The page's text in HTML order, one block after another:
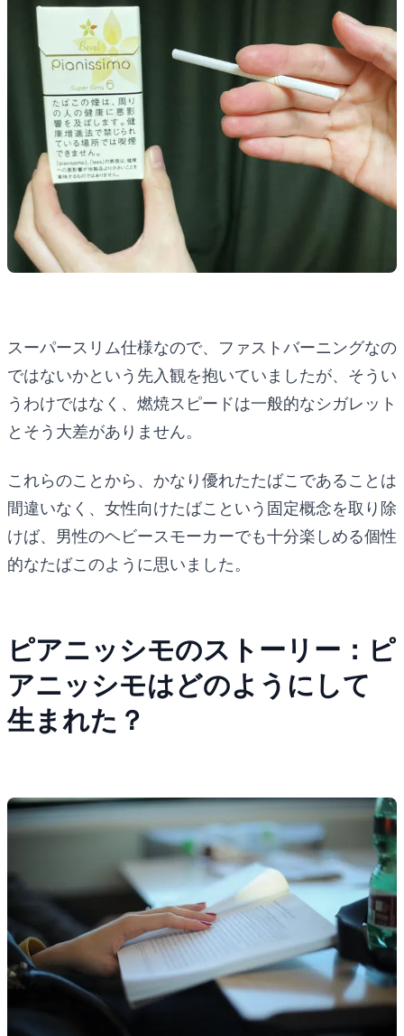
スーパースリム仕様なので、ファストバーニングなの
ではないかという先入観を抱いていましたが、そうい
うわけではなく、燃焼スピードは一般的なシガレット
とそう大差がありません。
これらのことから、かなり優れたたばこであることは
間違いなく、女性向けたばこという固定概念を取り除
けば、男性のヘビースモーカーでも十分楽しめる個性
的なたばこのように思いました。
ピアニッシモのストーリー：ピ
アニッシモはどのようにして
生まれた？